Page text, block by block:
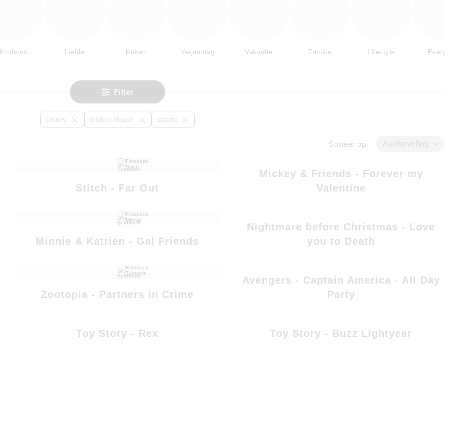
Kinderen Liefde Koken Verjaardag Vakantie Familie Lifestyle Everyday
Filter
Disney Mickey Mouse staand
Sorteer op Aanbeveling
Stitch - Far Out
Mickey & Friends - Forever my
Valentine
Minnie & Katrien - Gal Friends
Nightmare before Christmas - Love
you to Death
Zootopia - Partners in Crime
Avengers - Captain America - All Day
Party
Toy Story - Rex Toy Story - Buzz Lightyear